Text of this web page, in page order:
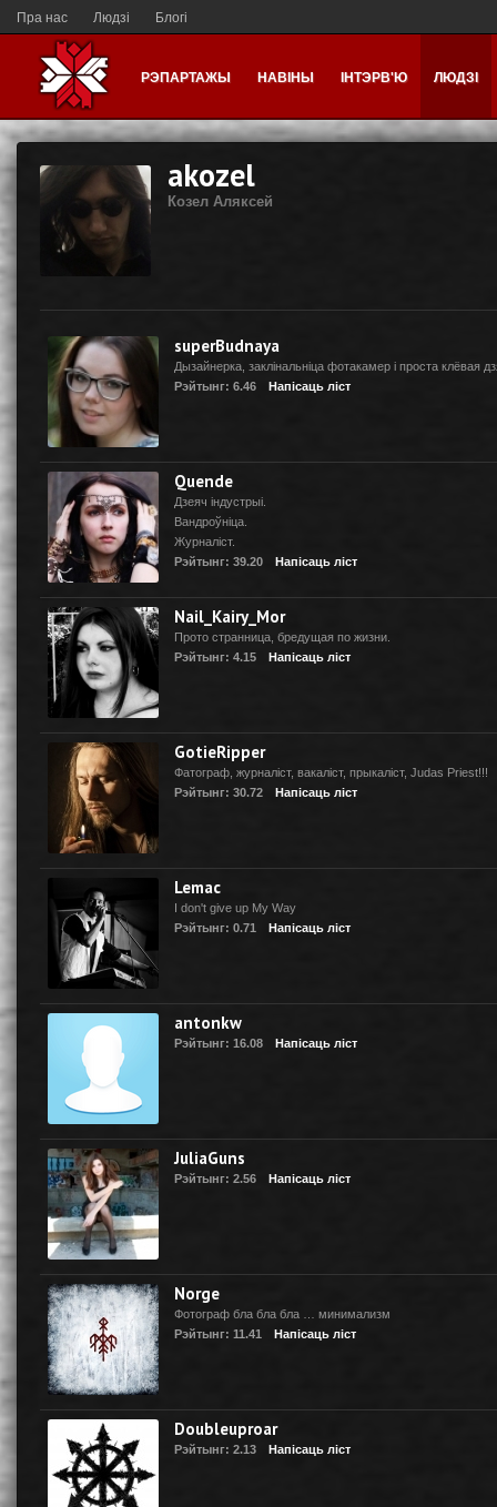
Пра нас Людзі Блогі
РЭПАРТАЖЫ НАВІНЫ ІНТЭРВ'Ю ЛЮДЗІ
akozel
Козел Аляксей
superBudnaya
Дызайнерка, заклінальніца фотакамер і проста клёвая
Рэйтынг: 6.46
Напісаць ліст
Quende
Дзеяч індустрыі.
Вандроўніца.
Журналіст.
Рэйтынг: 39.20
Напісаць ліст
Nail_Kairy_Mor
Прото странница, бредущая по жизни.
Рэйтынг: 4.15
Напісаць ліст
GotieRipper
Фатограф, журналіст, вакаліст, прыкаліст, Judas Priest!!!
Рэйтынг: 30.72
Напісаць ліст
Lemac
I don't give up My Way
Рэйтынг: 0.71
Напісаць ліст
antonkw
Рэйтынг: 16.08 Напісаць ліст
JuliaGuns
Рэйтынг: 2.56 Напісаць ліст
Norge
Фотограф бла бла бла … минимализм
Рэйтынг: 11.41
Напісаць ліст
Doubleuproar
Рэйтынг: 2.13 Напісаць ліст